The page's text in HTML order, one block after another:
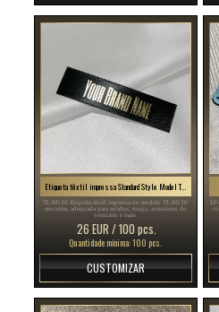
Etiqueta têxtil impressa Standard Style Model TL-M130
TL-M130 Etiqueta têxtil impressa no modelo TL-M130
em cetim, adequada para tecidos, roupa, acessórios de
vestuário e mais.
26 EUR / 100 pcs.
Quantidade mínima: 100 pcs.
CUSTOMIZAR